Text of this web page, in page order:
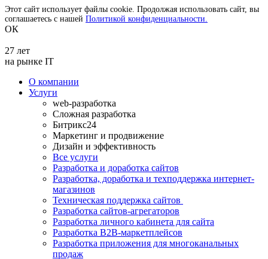
Этот сайт использует файлы cookie. Продолжая использовать сайт, вы
соглашаетесь с нашей Политикой конфиденциальности.
ОК
27 лет
на рынке IT
О компании
Услуги
web-разработка
Сложная разработка
Битрикс24
Маркетинг и продвижение
Дизайн и эффективность
Все услуги
Разработка и доработка сайтов
Разработка, доработка и техподдержка интернет-
магазинов
Техническая поддержка сайтов
Разработка сайтов-агрегаторов
Разработка личного кабинета для сайта
Разработка B2B-маркетплейсов
Разработка приложения для многоканальных
продаж